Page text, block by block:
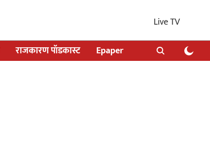
Live TV
राजकारण पॉडकास्ट Epaper